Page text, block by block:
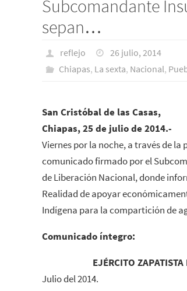
Subcomandante
sepan…
reflejo
26 julio, 2014
Chiapas, La sexta, Nacional,
San Cristóbal de las Casas,
Chiapas, 25 de julio de 2014.-
Viernes por la noche, a través de
comunicado firmado por el
de Liberación Nacional, donde
Realidad de apoyar
Indígena para la compartición de
Comunicado íntegro:
EJÉRCITO
Julio del 2014.